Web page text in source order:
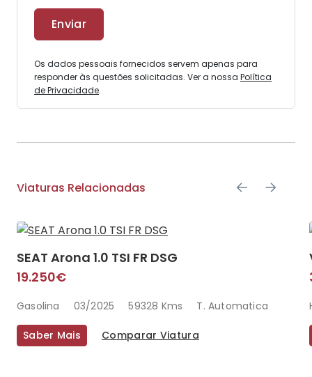
Os dados pessoais fornecidos servem apenas para
responder às questões solicitadas. Ver a nossa Política
de Privacidade.
Viaturas Relacionadas
SEAT Arona 1.0 TSI FR DSG
19.250€
Gasolina 03/2025 59328 Kms T. Automatica
Saber Mais Comparar Viatura